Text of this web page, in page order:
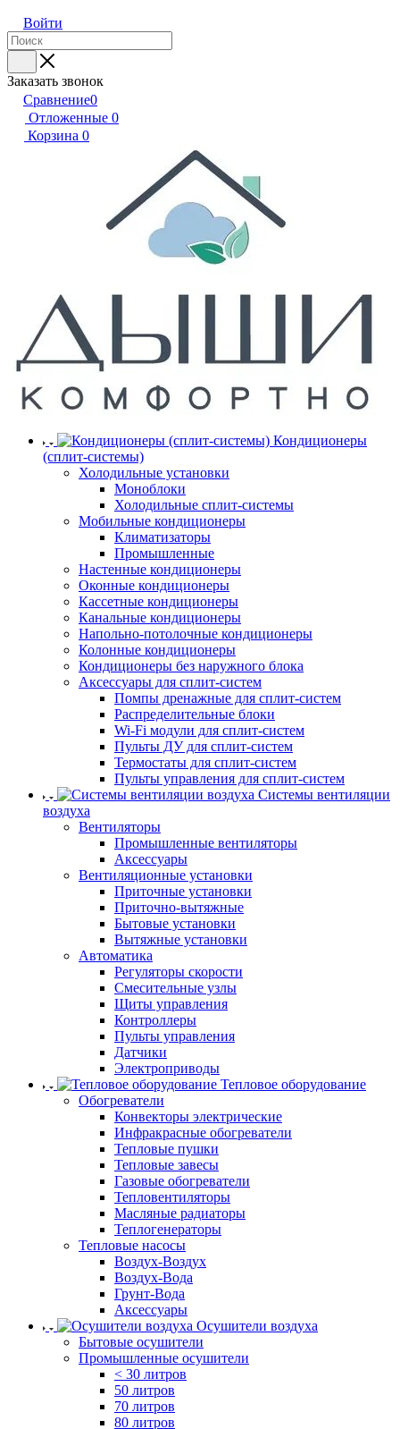
Войти
Заказать звонок
Сравнение0
Отложенные 0
Корзина 0
Кондиционеры
(сплит-системы)
Холодильные установки
Моноблоки
Холодильные сплит-системы
Мобильные кондиционеры
Климатизаторы
Промышленные
Настенные кондиционеры
Оконные кондиционеры
Кассетные кондиционеры
Канальные кондиционеры
Напольно-потолочные кондиционеры
Колонные кондиционеры
Кондиционеры без наружного блока
Аксессуары для сплит-систем
Помпы дренажные для сплит-систем
Распределительные блоки
Wi-Fi модули для сплит-систем
Пульты ДУ для сплит-систем
Термостаты для сплит-систем
Пульты управления для сплит-систем
Системы вентиляции
воздуха
Вентиляторы
Промышленные вентиляторы
Аксессуары
Вентиляционные установки
Приточные установки
Приточно-вытяжные
Бытовые установки
Вытяжные установки
Автоматика
Регуляторы скорости
Смесительные узлы
Щиты управления
Контроллеры
Пульты управления
Датчики
Электроприводы
Тепловое оборудование
Обогреватели
Конвекторы электрические
Инфракрасные обогреватели
Тепловые пушки
Тепловые завесы
Газовые обогреватели
Тепловентиляторы
Масляные радиаторы
Теплогенераторы
Тепловые насосы
Воздух-Воздух
Воздух-Вода
Грунт-Вода
Аксессуары
Осушители воздуха
Бытовые осушители
Промышленные осушители
< 30 литров
50 литров
70 литров
80 литров